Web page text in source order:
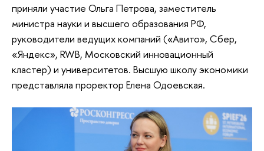
приняли участие Ольга Петрова, заместитель
министра науки и высшего образования РФ,
руководители ведущих компаний («Авито», Сбер,
«Яндекс», RWB, Московский инновационный
кластер) и университетов. Высшую школу экономики
представляла проректор Елена Одоевская.